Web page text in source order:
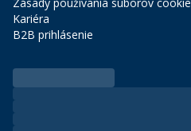
Kariéra
B2B prihlásenie